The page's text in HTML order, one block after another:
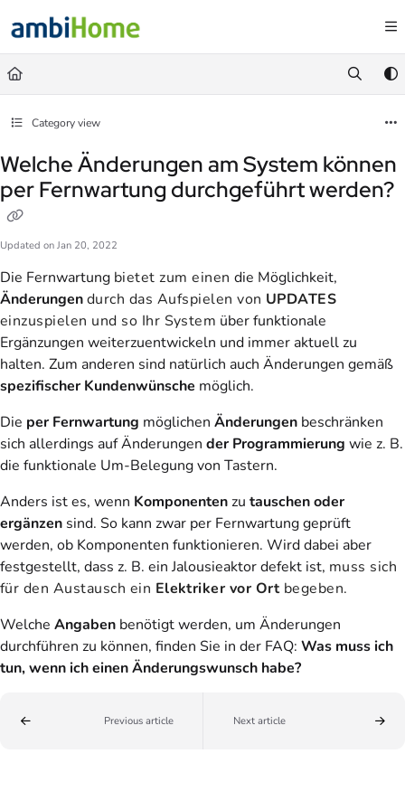
Documentation Index
Fetch the complete documentation index at:
Use this file to discover all available pages before exploring further.
Category view
Welche Änderungen am System können
per Fernwartung durchgeführt werden?
Updated on Jan 20, 2022
Die Fernwartung bietet zum einendie Möglichkeit,
Änderungendurch das Aufspielen von UPDATES
einzuspielen und so Ihr System über funktionale
Ergänzungen weiterzuentwickeln und immer aktuell zu
halten. Zum anderen sind natürlich auch Änderungen gemäß
spezifischer Kundenwünsche möglich.
Die per Fernwartung möglichen Änderungen beschränken
sich allerdings auf Änderungen der Programmierung wie z. B.
die funktionale Um-Belegung von Tastern.
Anders ist es, wenn Komponentenzu tauschen oder
ergänzen sind. So kann zwar per Fernwartung geprüft
werden, ob Komponenten funktionieren. Wird dabei aber
festgestellt, dass z. B. ein Jalousieaktor defekt ist, muss sich
für den Austausch ein Elektriker vor Ortbegeben.
Welche Angaben benötigt werden, um Änderungen
durchführen zu können, finden Sie in der FAQ: Was muss ich
tun, wenn ich einen Änderungswunsch habe?
Previous article Next article